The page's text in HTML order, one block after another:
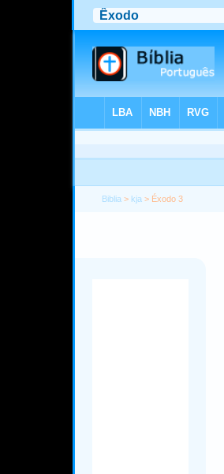
Biblia > kja > Éxodo 3